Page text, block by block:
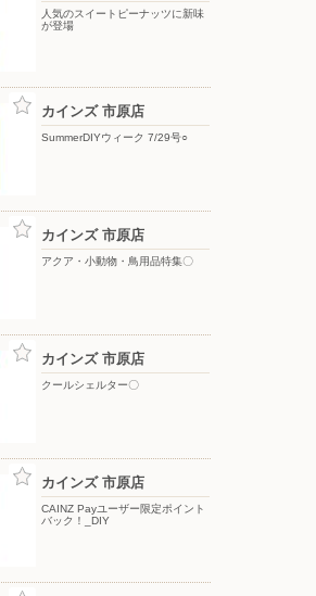
人気のスイートピーナッツに新味
が登場
カインズ 市原店
SummerDIYウィーク 7/29号○
カインズ 市原店
アクア・小動物・鳥用品特集〇
カインズ 市原店
クールシェルター〇
カインズ 市原店
CAINZ Payユーザー限定ポイント
バック！_DIY